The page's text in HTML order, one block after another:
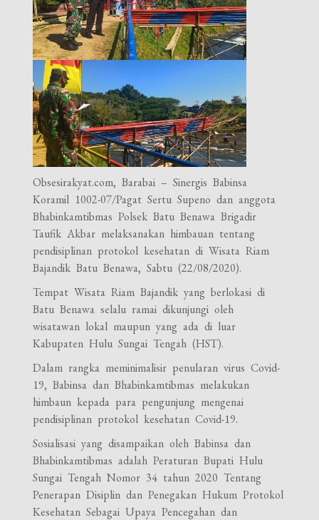
Obsesirakyat.com, Barabai – Sinergis Babinsa
Koramil 1002-07/Pagat Sertu Supeno dan anggota
Bhabinkamtibmas Polsek Batu Benawa Brigadir
Taufik Akbar melaksanakan himbauan tentang
pendisiplinan protokol kesehatan di Wisata Riam
Bajandik Batu Benawa, Sabtu (22/08/2020).
Tempat Wisata Riam Bajandik yang berlokasi di
Batu Benawa selalu ramai dikunjungi oleh
wisatawan lokal maupun yang ada di luar
Kabupaten Hulu Sungai Tengah (HST).
Dalam rangka meminimalisir penularan virus Covid-
19, Babinsa dan Bhabinkamtibmas melakukan
himbaun kepada para pengunjung mengenai
pendisiplinan protokol kesehatan Covid-19.
Sosialisasi yang disampaikan oleh Babinsa dan
Bhabinkamtibmas adalah Peraturan Bupati Hulu
Sungai Tengah Nomor 34 tahun 2020 Tentang
Penerapan Disiplin dan Penegakan Hukum Protokol
Kesehatan Sebagai Upaya Pencegahan dan